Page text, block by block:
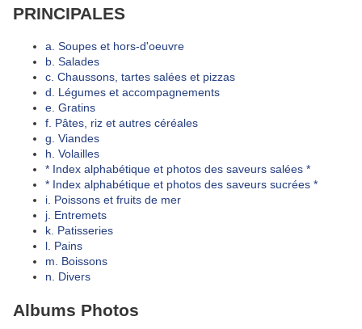
PRINCIPALES
a. Soupes et hors-d'oeuvre
b. Salades
c. Chaussons, tartes salées et pizzas
d. Légumes et accompagnements
e. Gratins
f. Pâtes, riz et autres céréales
g. Viandes
h. Volailles
* Index alphabétique et photos des saveurs salées *
* Index alphabétique et photos des saveurs sucrées *
i. Poissons et fruits de mer
j. Entremets
k. Patisseries
l. Pains
m. Boissons
n. Divers
Albums Photos